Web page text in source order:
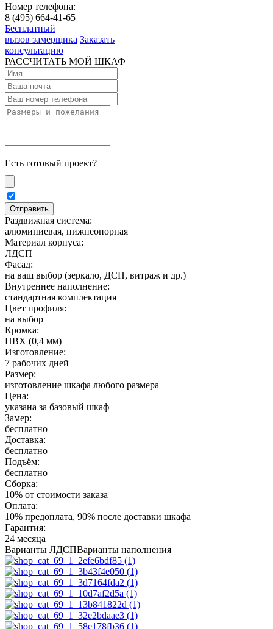
Номер телефона:
8 (495) 664-41-65
Бесплатный
вызов замерщика Заказать
консультацию
РАССЧИТАТЬ МОЙ ШКАФ
Есть готовый проект?
Раздвижная система:
алюминиевая, нижнеопорная
Материал корпуса:
ЛДСП
Фасад:
на ваш выбор (зеркало, ДСП, витраж и др.)
Внутреннее наполнение:
стандартная комплектация
Цвет профиля:
на выбор
Кромка:
ПВХ (0,4 мм)
Изготовление:
7 рабочих дней
Размер:
изготовление шкафа любого размера
Цена:
указана за базовый шкаф
Замер:
бесплатно
Доставка:
бесплатно
Подъём:
бесплатно
Сборка:
10% от стоимости заказа
Оплата:
10% предоплата, 90% после доставки шкафа
Гарантия:
24 месяца
Варианты ЛДСПВарианты наполнения